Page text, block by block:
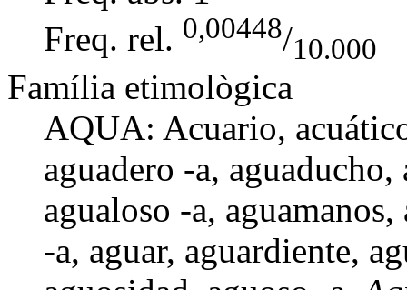
Freq. rel. 0,00448/10.000
Família etimològica
AQUA: Acuario,
aguadero -a, aguaducho,
agualoso -a, aguamanos,
-a, aguar, aguardiente,